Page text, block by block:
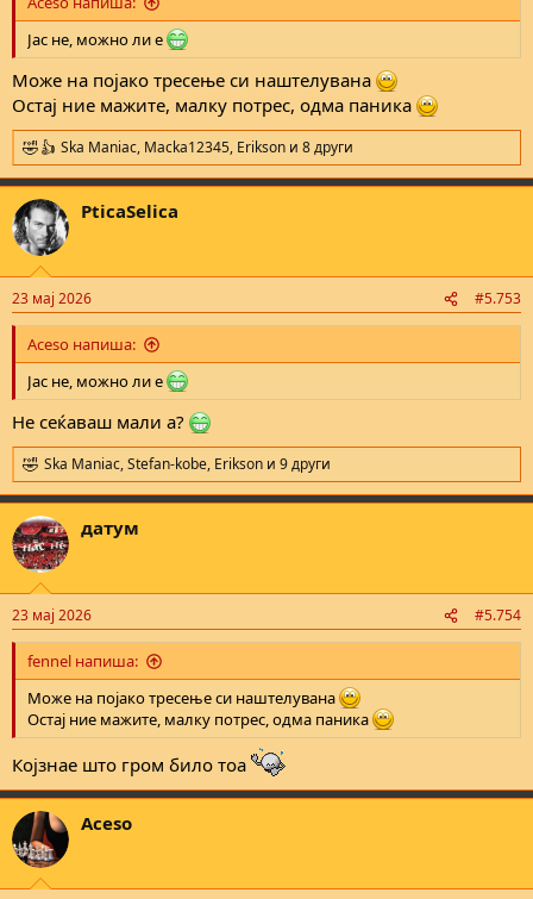
Јас не, можно ли е
Може на појако тресење си наштелувана
Остај ние мажите, малку потрес, одма паника
R
e
a
c
t
i
s
:
Ska Maniac, Macka12345, Erikson и 8 други
PticaSelica
23 мај 2026 #5.753
Aceso напиша:
Јас не, можно ли е
Не сеќаваш мали а?
R
e
a
c
t
i
s
:
Ska Maniac,Stefan-kobe, Erikson и 9 други
датум
23 мај 2026 #5.754
fennel напиша:
Може на појако тресење си наштелувана
Остај ние мажите, малку потрес, одма паника
Којзнае што гром било тоа
Aceso